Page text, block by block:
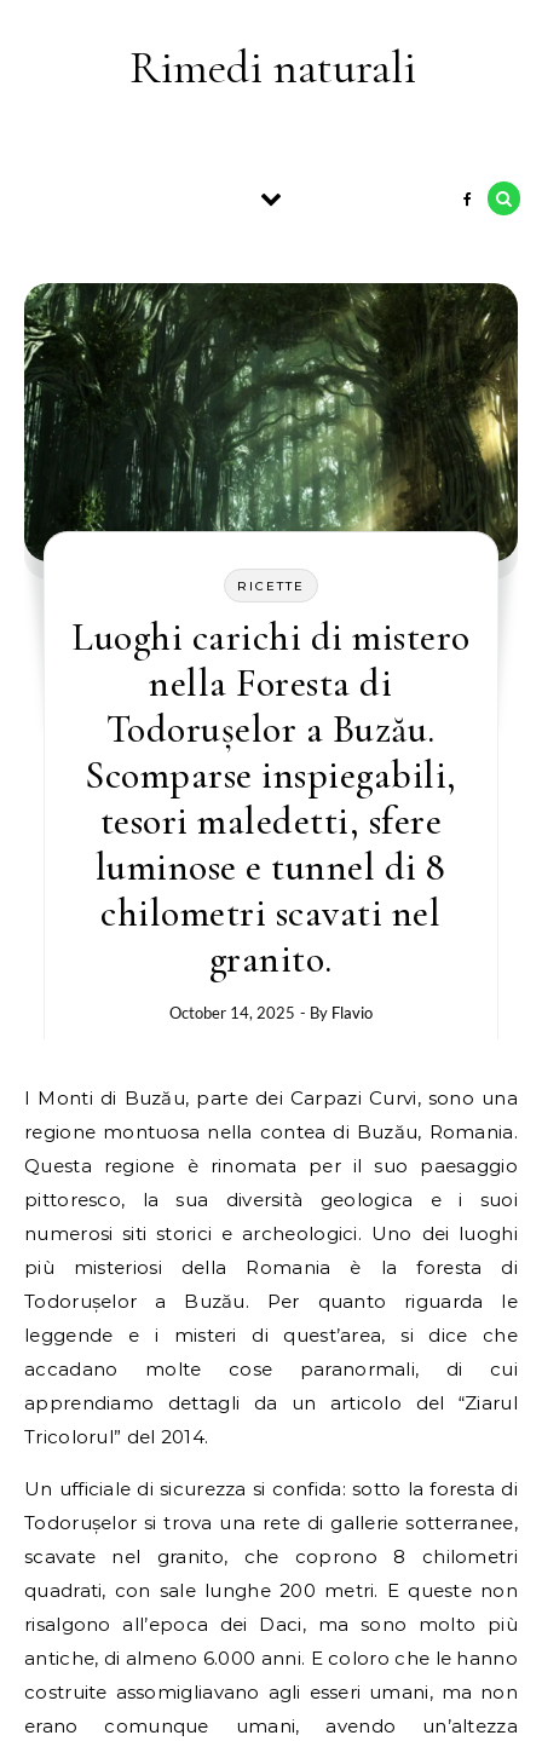
Rimedi naturali
RICETTE
Luoghi carichi di mistero
nella Foresta di
Todorușelor a Buzău.
Scomparse inspiegabili,
tesori maledetti, sfere
luminose e tunnel di 8
chilometri scavati nel
granito.
October 14, 2025 - By Flavio
I Monti di Buzău, parte dei Carpazi Curvi, sono una
regione montuosa nella contea di Buzău, Romania.
Questa regione è rinomata per il suo paesaggio
pittoresco, la sua diversità geologica e i suoi
numerosi siti storici e archeologici. Uno dei luoghi
più misteriosi della Romania è la foresta di
Todorușelor a Buzău. Per quanto riguarda le
leggende e i misteri di quest’area, si dice che
accadano molte cose paranormali, di cui
apprendiamo dettagli da un articolo del “Ziarul
Tricolorul” del 2014.
Un ufficiale di sicurezza si confida: sotto la foresta di
Todorușelor si trova una rete di gallerie sotterranee,
scavate nel granito, che coprono 8 chilometri
quadrati, con sale lunghe 200 metri. E queste non
risalgono all’epoca dei Daci, ma sono molto più
antiche, di almeno 6.000 anni. E coloro che le hanno
costruite assomigliavano agli esseri umani, ma non
erano comunque umani, avendo un’altezza